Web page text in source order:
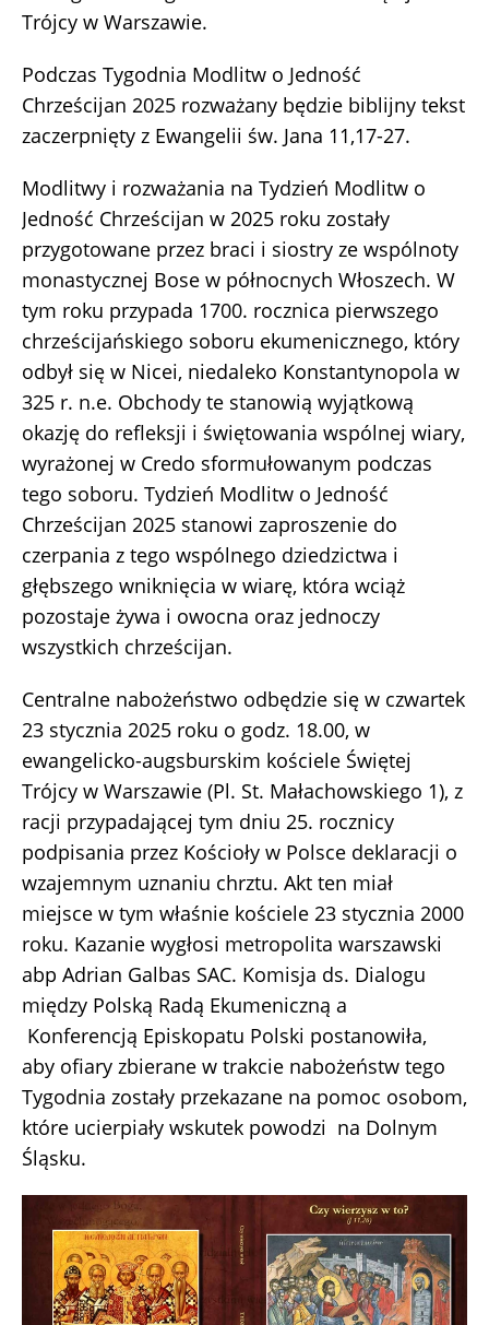
Trójcy w Warszawie.
Podczas Tygodnia Modlitw o Jedność
Chrześcijan 2025 rozważany będzie biblijny tekst
zaczerpnięty z Ewangelii św. Jana 11,17-27.
Modlitwy i rozważania na Tydzień Modlitw o
Jedność Chrześcijan w 2025 roku zostały
przygotowane przez braci i siostry ze wspólnoty
monastycznej Bose w północnych Włoszech. W
tym roku przypada 1700. rocznica pierwszego
chrześcijańskiego soboru ekumenicznego, który
odbył się w Nicei, niedaleko Konstantynopola w
325 r. n.e. Obchody te stanowią wyjątkową
okazję do refleksji i świętowania wspólnej wiary,
wyrażonej w Credo sformułowanym podczas
tego soboru. Tydzień Modlitw o Jedność
Chrześcijan 2025 stanowi zaproszenie do
czerpania z tego wspólnego dziedzictwa i
głębszego wniknięcia w wiarę, która wciąż
pozostaje żywa i owocna oraz jednoczy
wszystkich chrześcijan.
Centralne nabożeństwo odbędzie się w czwartek
23 stycznia 2025 roku o godz. 18.00, w
ewangelicko-augsburskim kościele Świętej
Trójcy w Warszawie (Pl. St. Małachowskiego 1), z
racji przypadającej tym dniu 25. rocznicy
podpisania przez Kościoły w Polsce deklaracji o
wzajemnym uznaniu chrztu. Akt ten miał
miejsce w tym właśnie kościele 23 stycznia 2000
roku. Kazanie wygłosi metropolita warszawski
abp Adrian Galbas SAC. Komisja ds. Dialogu
między Polską Radą Ekumeniczną a
Konferencją Episkopatu Polski postanowiła,
aby ofiary zbierane w trakcie nabożeństw tego
Tygodnia zostały przekazane na pomoc osobom,
które ucierpiały wskutek powodzi na Dolnym
Śląsku.